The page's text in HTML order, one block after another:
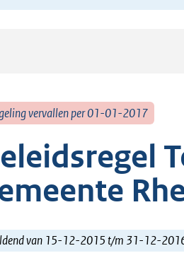
vervallen per 01-01-2017
van 15-12-2015 t/m 31-12-